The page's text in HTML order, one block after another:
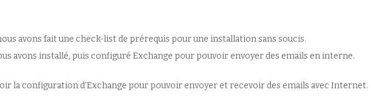
avons fait une check-list de prérequis pour une installation sans soucis.
avons installé, puis configuré Exchange pour pouvoir envoyer des emails en interne.
la configuration d’Exchange pour pouvoir envoyer et recevoir des emails avec Internet.